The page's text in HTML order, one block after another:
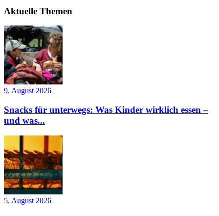
Aktuelle Themen
9. August 2026
Snacks für unterwegs: Was Kinder wirklich essen –
und was...
5. August 2026